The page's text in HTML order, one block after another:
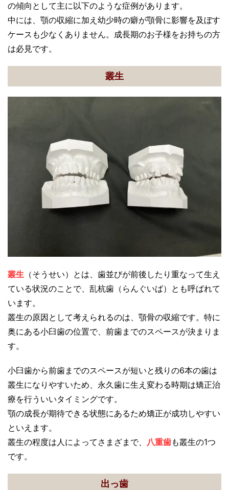
の傾向として主に以下のような症例があります。
中には、顎の収縮に加え幼少時の癖が顎骨に影響を及ぼす
ケースも少なくありません。成長期のお子様をお持ちの方
は必見です。
叢生
叢生 （そうせい）とは、歯並びが前後したり重なって生え
ている状況のことで、乱杭歯（らんぐいば）とも呼ばれて
います。
叢生の原因として考えられるのは、顎骨の収縮です。特に
奥にある小臼歯の位置で、前歯までのスペースが決まりま
す。
小臼歯から前歯までのスペースが短いと残りの6本の歯は
叢生になりやすいため、永久歯に生え変わる時期は矯正治
療を行ういいタイミングです。
顎の成長が期待できる状態にあるため矯正が成功しやすい
といえます。
叢生の程度は人によってさまざまで、 八重歯も叢生の1つ
です。
出っ歯